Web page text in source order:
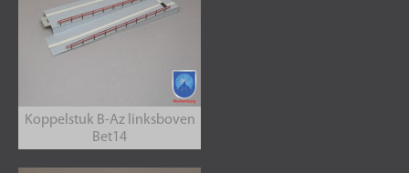
Koppelstuk B-Az linksboven
Bet14